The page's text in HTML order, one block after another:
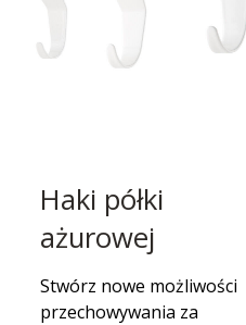
Haki półki
ażurowej
Stwórz nowe możliwości
przechowywania za